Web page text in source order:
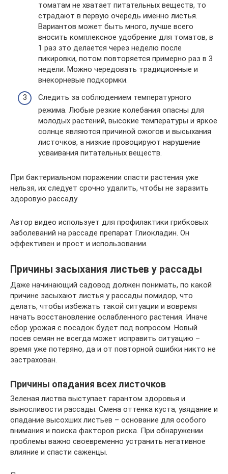
томатам не хватает питательных веществ, то
страдают в первую очередь именно листья.
Вариантов может быть много, лучше всего
вносить комплексное удобрение для томатов, в
1 раз это делается через неделю после
пикировки, потом повторяется примерно раз в 3
недели. Можно чередовать традиционные и
внекорневые подкормки.
Следить за соблюдением температурного
режима. Любые резкие колебания опасны для
молодых растений, высокие температуры и яркое
солнце являются причиной ожогов и высыхания
листочков, а низкие провоцируют нарушение
усваивания питательных веществ.
При бактериальном поражении спасти растения уже
нельзя, их следует срочно удалить, чтобы не заразить
здоровую рассаду
Автор видео использует для профилактики грибковых
заболеваний на рассаде препарат Глиокладин. Он
эффективен и прост и использовании.
Причины засыхания листьев у рассады
Даже начинающий садовод должен понимать, по какой
причине засыхают листья у рассады помидор, что
делать, чтобы избежать такой ситуации и вовремя
начать восстановление ослабленного растения. Иначе
сбор урожая с посадок будет под вопросом. Новый
посев семян не всегда может исправить ситуацию –
время уже потеряно, да и от повторной ошибки никто не
застрахован.
Причины опадания всех листочков
Зеленая листва выступает гарантом здоровья и
выносливости рассады. Смена оттенка куста, увядание и
опадание высохших листьев – основание для особого
внимания и поиска факторов риска. При обнаружении
проблемы важно своевременно устранить негативное
влияние и спасти саженцы.